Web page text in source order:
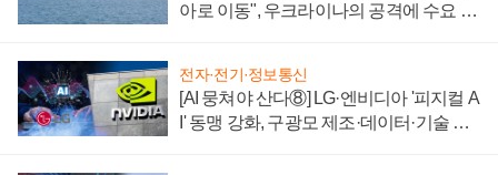
아로 이동", 우크라이나의 공격에 수요 늘
전자·전기·정보통신
[AI 뭉쳐야 산다⑧] LG·엔비디아 '피지컬 A
I' 동맹 강화, 구광모 제조·데이터·기술 결